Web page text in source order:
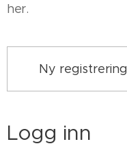
her.
Ny registrering
Logg inn